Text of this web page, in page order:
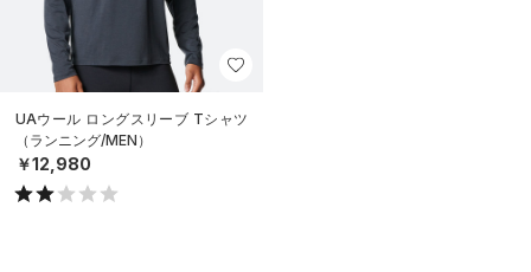
UAウール ロングスリーブ Tシャツ
（ランニング/MEN）
￥12,980